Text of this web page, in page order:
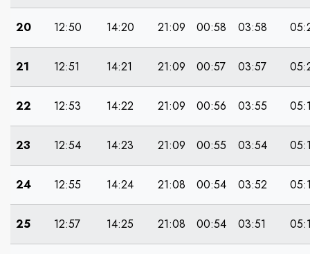
20 12:50 14:20 21:09 00:58 03:58
21 12:51 14:21 21:09 00:57 03:57
22 12:53 14:22 21:09 00:56 03:55
23 12:54 14:23 21:09 00:55 03:54
24 12:55 14:24 21:08 00:54 03:52
25 12:57 14:25 21:08 00:54 03:51